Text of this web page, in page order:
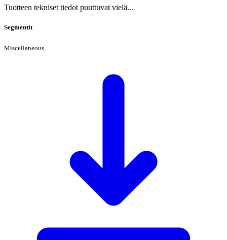
Tuotteen tekniset tiedot puuttuvat vielä...
Segmentit
Miscellaneous